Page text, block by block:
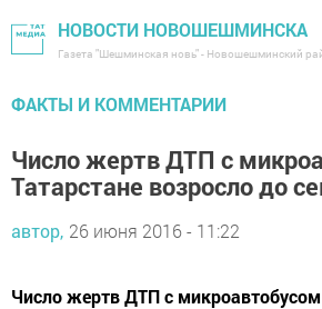
НОВОСТИ НОВОШЕШМИНСКА
Газета "Шешминская новь" - Новошешминский
ФАКТЫ И КОММЕНТАРИИ
Число жертв ДТП с
Татарстане возросло до
автор, 26 июня 2016 - 11:22
Число жертв ДТП с микроавтобусом